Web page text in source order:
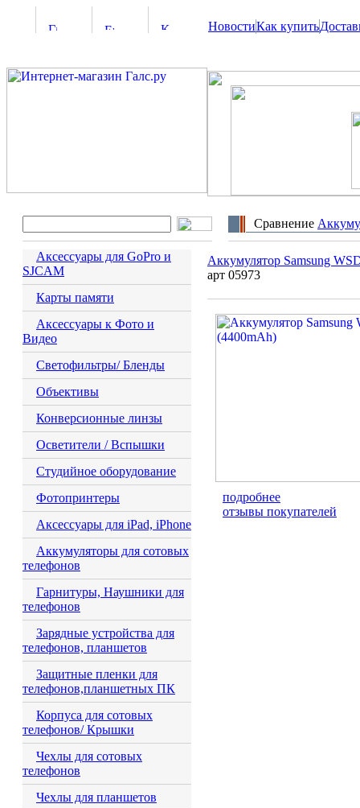
НовостиКак купить
Сравнение
Аксессуары для GoPro и
SJCAM
Карты памяти
Аксессуары к Фото и
Видео
Светофильтры/ Бленды
Объективы
Конверсионные линзы
Осветители / Вспышки
Студийное оборудование
Фотопринтеры
Аксессуары для iPad, iPhone
Аккумуляторы для сотовых
телефонов
Гарнитуры, Наушники для
телефонов
Зарядные устройства для
телефонов, планшетов
Защитные пленки для
телефонов,планшетных ПК
Корпуса для сотовых
телефонов/ Крышки
Чехлы для сотовых
телефонов
Чехлы для планшетов
Аккумулятор Samsung
арт 05973
подробнее
отзывы покупателей